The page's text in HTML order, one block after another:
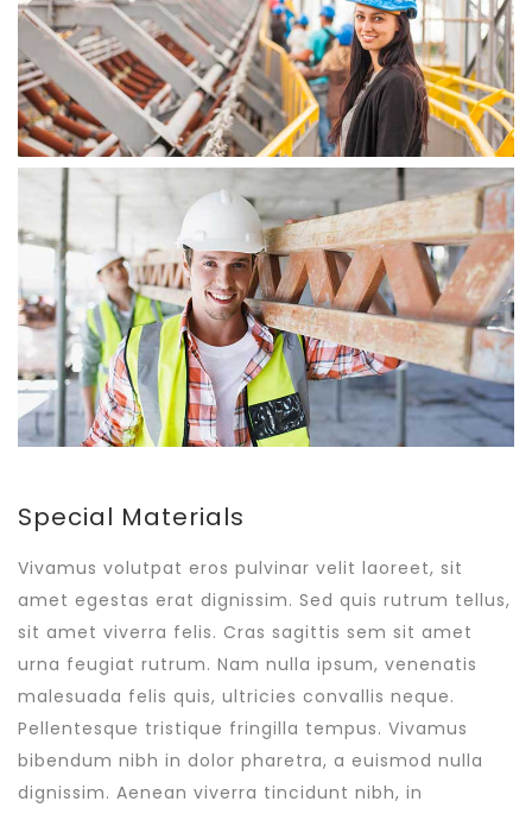
Special Materials
Vivamus volutpat eros pulvinar velit laoreet, sit
amet egestas erat dignissim. Sed quis rutrum tellus,
sit amet viverra felis. Cras sagittis sem sit amet
urna feugiat rutrum. Nam nulla ipsum, venenatis
malesuada felis quis, ultricies convallis neque.
Pellentesque tristique fringilla tempus. Vivamus
bibendum nibh in dolor pharetra, a euismod nulla
dignissim. Aenean viverra tincidunt nibh, in